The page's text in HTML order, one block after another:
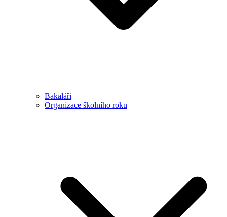
Bakaláři
Organizace školního roku